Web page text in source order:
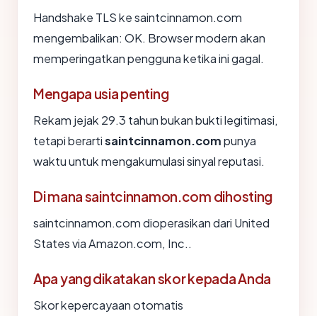
Handshake TLS ke saintcinnamon.com
mengembalikan: OK. Browser modern akan
memperingatkan pengguna ketika ini gagal.
Mengapa usia penting
Rekam jejak 29.3 tahun bukan bukti legitimasi,
tetapi berartisaintcinnamon.compunya
waktu untuk mengakumulasi sinyal reputasi.
Di mana saintcinnamon.com dihosting
saintcinnamon.com dioperasikan dari United
States via Amazon.com, Inc..
Apa yang dikatakan skor kepada Anda
Skor kepercayaan otomatis